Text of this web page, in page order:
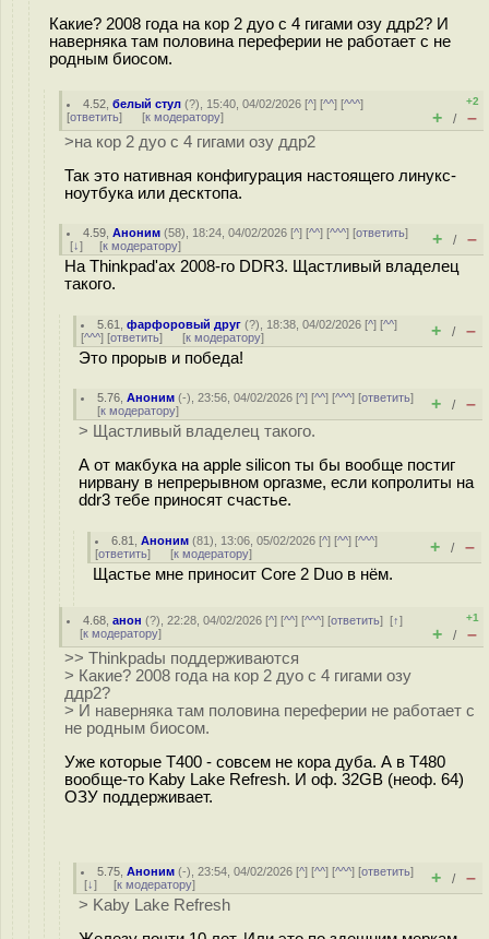
Какие? 2008 года на кор 2 дуо с 4 гигами озу ддр2? И
наверняка там половина переферии не работает с не
родным биосом.
4.52 ,белый стул (?), 15:40, 04/02/2026 [^] [^^] [^^^]
[ответить] [к модератору]
+2
+ / –
>на кор 2 дуо с 4 гигами озу ддр2
Так это нативная конфигурация настоящего линукс-
ноутбука или десктопа.
4.59 ,Аноним (58), 18:24, 04/02/2026 [^] [^^] [^^^] [ответить]
[↓] [к модератору] + / –
На Thinkpad'ах 2008-го DDR3. Щастливый владелец
такого.
5.61 ,фарфоровый друг (?), 18:38, 04/02/2026 [^] [^^]
[^^^] [ответить] [к модератору] + / –
Это прорыв и победа!
5.76 ,Аноним (-), 23:56, 04/02/2026 [^] [^^] [^^^] [ответить]
[к модератору] + / –
> Щастливый владелец такого.
А от макбука на apple silicon ты бы вообще постиг
нирвану в непрерывном оргазме, если копролиты на
ddr3 тебе приносят счастье.
6.81 ,Аноним (81), 13:06, 05/02/2026 [^] [^^] [^^^]
[ответить] [к модератору] + / –
Щастье мне приносит Core 2 Duo в нём.
4.68 ,анон (?), 22:28, 04/02/2026 [^] [^^] [^^^] [ответить][↑]
[к модератору]
+1
+ / –
>> Thinkpadы поддерживаются
> Какие? 2008 года на кор 2 дуо с 4 гигами озу
ддр2?
> И наверняка там половина переферии не работает с
не родным биосом.
Уже которые T400 - совсем не кора дуба. А в T480
вообще-то Kaby Lake Refresh. И оф. 32GB (неоф. 64)
ОЗУ поддерживает.
5.75 ,Аноним (-), 23:54, 04/02/2026 [^] [^^] [^^^] [ответить]
[↓] [к модератору] + / –
> Kaby Lake Refresh